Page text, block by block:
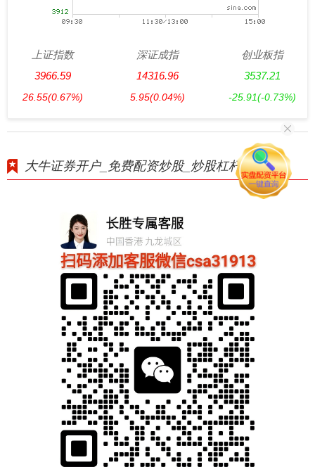
上证指数
3966.59
26.55(0.67%)
深证成指
14316.96
5.95(0.04%)
创业板指
3537.21
-25.91(-0.73%)
大牛证券开户_免费配资炒股_炒股杠杆10倍